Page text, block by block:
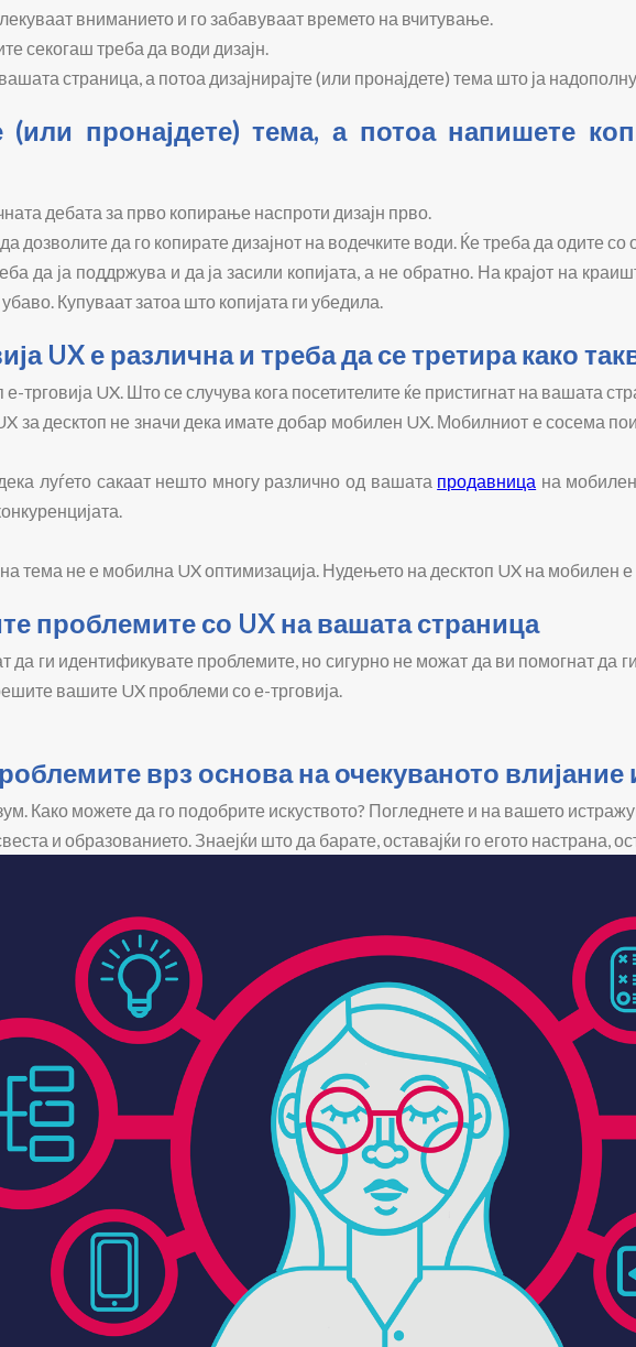
вниманието и го забавуваат времето на вчитување.
секогаш треба да води дизајн.
страница, а потоа дизајнирајте (или пронајдете) тема што ја
(или пронајдете) тема, а потоа напишете
дебата за прво копирање наспроти дизајн прво.
дозволите да го копирате дизајнот на водечките води. Ќе треба да одите со
да ја поддржува и да ја засили копијата, а не обратно. На крајот на
Купуваат затоа што копијата ги убедила.
UX е различна и треба да се третира како
трговија UX. Што се случува кога посетителите ќе пристигнат на вашата
за десктоп не значи дека имате добар мобилен UX. Мобилниот е сосема
луѓето сакаат нешто многу различно од вашата продавница на
тема не е мобилна UX оптимизација. Нудењето на десктоп UX на мобилен
проблемите со UX на вашата страница
да ги идентификувате проблемите, но сигурно не можат да ви помогнат да
вашите UX проблеми со е-трговија.
врз основа на очекуваното влијание
Како можете да го подобрите искуството? Погледнете и на вашето
и образованието. Знаејќи што да барате, оставајќи го егото настрана,